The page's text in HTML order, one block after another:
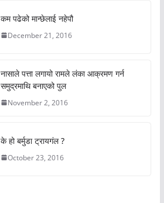
कम पढेको मान्छेलाई नहेपौ
December 21, 2016
नासाले पत्ता लगायो रामले लंका आक्रमण गर्न
समुद्रमाथि बनाएको पुल
November 2, 2016
के हो बर्मुडा ट्रायगंल ?
October 23, 2016